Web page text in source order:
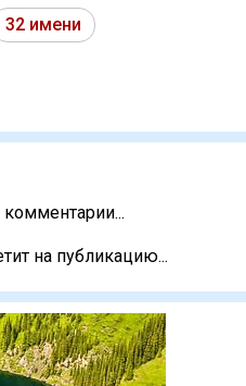
32 имени
на публикацию...